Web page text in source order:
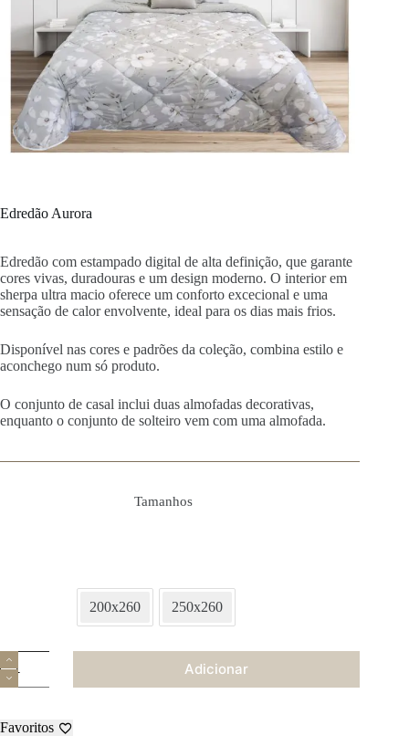
Edredão Aurora
Edredão com estampado digital de alta definição, que garante
cores vivas, duradouras e um design moderno. O interior em
sherpa ultra macio oferece um conforto excecional e uma
sensação de calor envolvente, ideal para os dias mais frios.
Disponível nas cores e padrões da coleção, combina estilo e
aconchego num só produto.
O conjunto de casal inclui duas almofadas decorativas,
enquanto o conjunto de solteiro vem com uma almofada.
Tamanhos
200x260 250x260
Quantidade
de
Edredão
Adicionar
Favoritos